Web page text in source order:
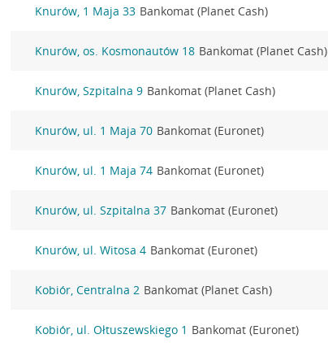
Knurów, 1 Maja 33 Bankomat (Planet Cash)
Knurów, os. Kosmonautów 18 Bankomat (Planet Cash)
Knurów, Szpitalna 9 Bankomat (Planet Cash)
Knurów, ul. 1 Maja 70 Bankomat (Euronet)
Knurów, ul. 1 Maja 74 Bankomat (Euronet)
Knurów, ul. Szpitalna 37 Bankomat (Euronet)
Knurów, ul. Witosa 4 Bankomat (Euronet)
Kobiór, Centralna 2 Bankomat (Planet Cash)
Kobiór, ul. Ołtuszewskiego 1 Bankomat (Euronet)